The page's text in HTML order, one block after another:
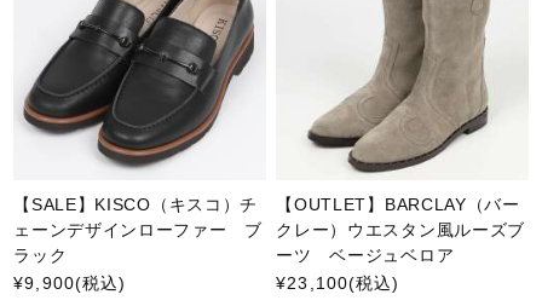
【SALE】KISCO（キスコ）チ
ェーンデザインローファー ブ
ラック
¥9,900(税込)
【OUTLET】BARCLAY（バー
クレー）ウエスタン風ルーズブ
ーツ ベージュベロア
¥23,100(税込)